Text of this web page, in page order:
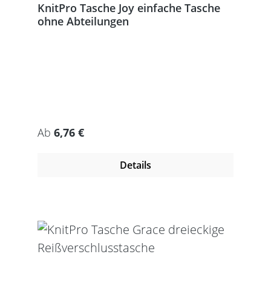
KnitPro Tasche Joy einfache Tasche
ohne Abteilungen
Regulärer Preis:
Ab 6,76 €
Details